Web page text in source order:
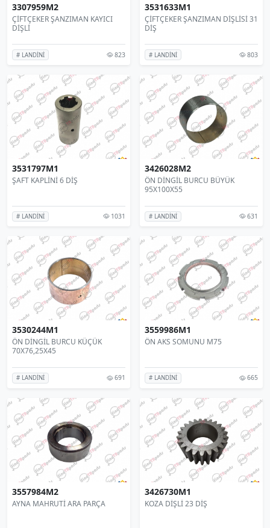
3307959M2
ÇİFTÇEKER ŞANZIMAN KAYICI
DİŞLİ
# LANDİNİ 823
3531633M1
ÇİFTÇEKER ŞANZIMAN DİŞLİSİ 31
DİŞ
# LANDİNİ 803
3531797M1
ŞAFT KAPLİNİ 6 DİŞ
# LANDİNİ 1031
3426028M2
ÖN DİNGİL BURCU BÜYÜK
95X100X55
# LANDİNİ 631
3530244M1
ÖN DİNGİL BURCU KÜÇÜK
70X76,25X45
# LANDİNİ 691
3559986M1
ÖN AKS SOMUNU M75
# LANDİNİ 665
3557984M2
AYNA MAHRUTİ ARA PARÇA
3426730M1
KOZA DİŞLİ 23 DİŞ